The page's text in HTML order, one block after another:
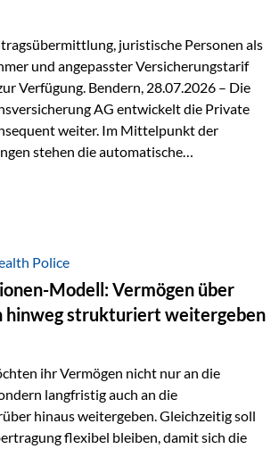
Bei der Vienna-Life reagieren…
juristische Personen als
und angepasster Versicherungstarif
Verfügung. Bendern, 28.07.2026 – Die
AG entwickelt die Private
weiter. Im Mittelpunkt der
stehen die automatische
einzusetzen, sowie eine
deutlich effizienter
werden direkt elektronisch übermittelt,
und die weitere Bearbeitung
können auch juristische Personen,
oder Stiftungen, als
eingesetzt werden. Damit erweitert
Einsatzmöglichkeiten der Private Wealth
für…
Police
Modell: Vermögen über
hinweg strukturiert weitergeben
ihr Vermögen nicht nur an die
langfristig auch an die
hinaus weitergeben. Gleichzeitig soll
flexibel bleiben, damit sich die